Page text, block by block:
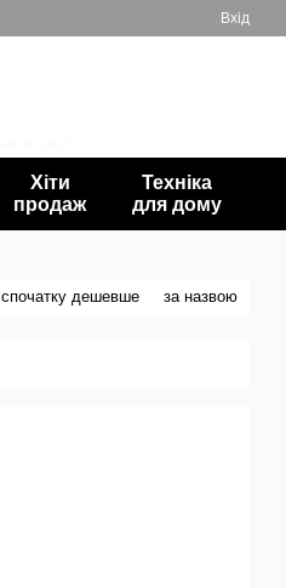
Вхід
Хіти
продаж
Техніка
для дому
спочатку дешевше за назвою